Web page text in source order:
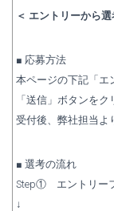
＜ エントリーから
■ 応募方法
本ページの下記「エ
「送信」ボタンをク
受付後、弊社担当よ
■ 選考の流れ
Step① エントリー
↓